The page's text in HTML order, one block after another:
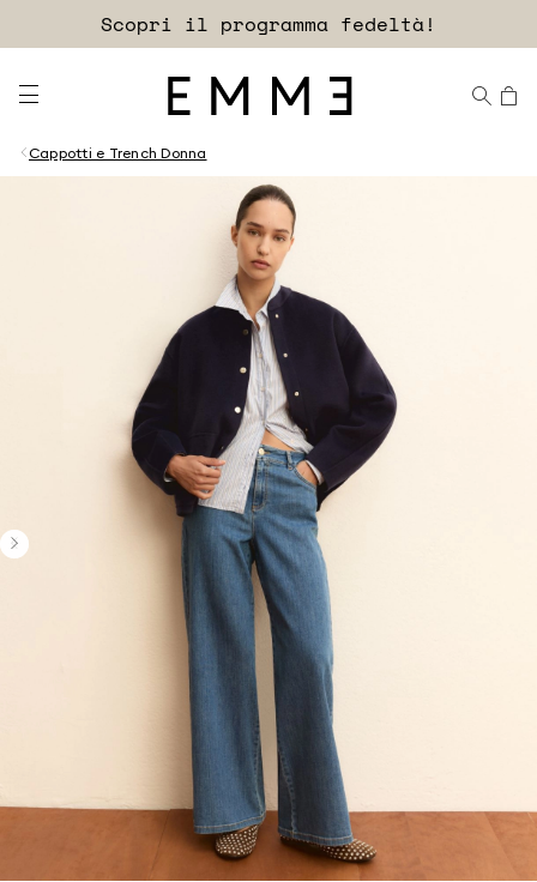
EXTRA SCONTO
Scopri il programma fedeltà!
Cappotti e Trench Donna